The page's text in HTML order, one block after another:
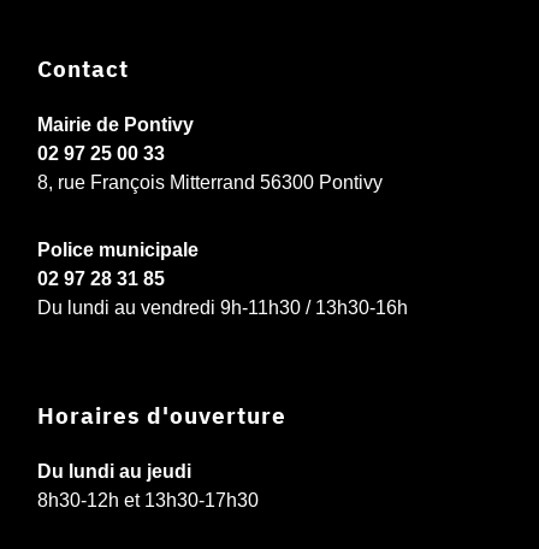
Contact
Mairie de Pontivy
02 97 25 00 33
8, rue François Mitterrand 56300 Pontivy
Police municipale
02 97 28 31 85
Du lundi au vendredi 9h-11h30 / 13h30-16h
Horaires d'ouverture
Du lundi au jeudi
8h30-12h et 13h30-17h30